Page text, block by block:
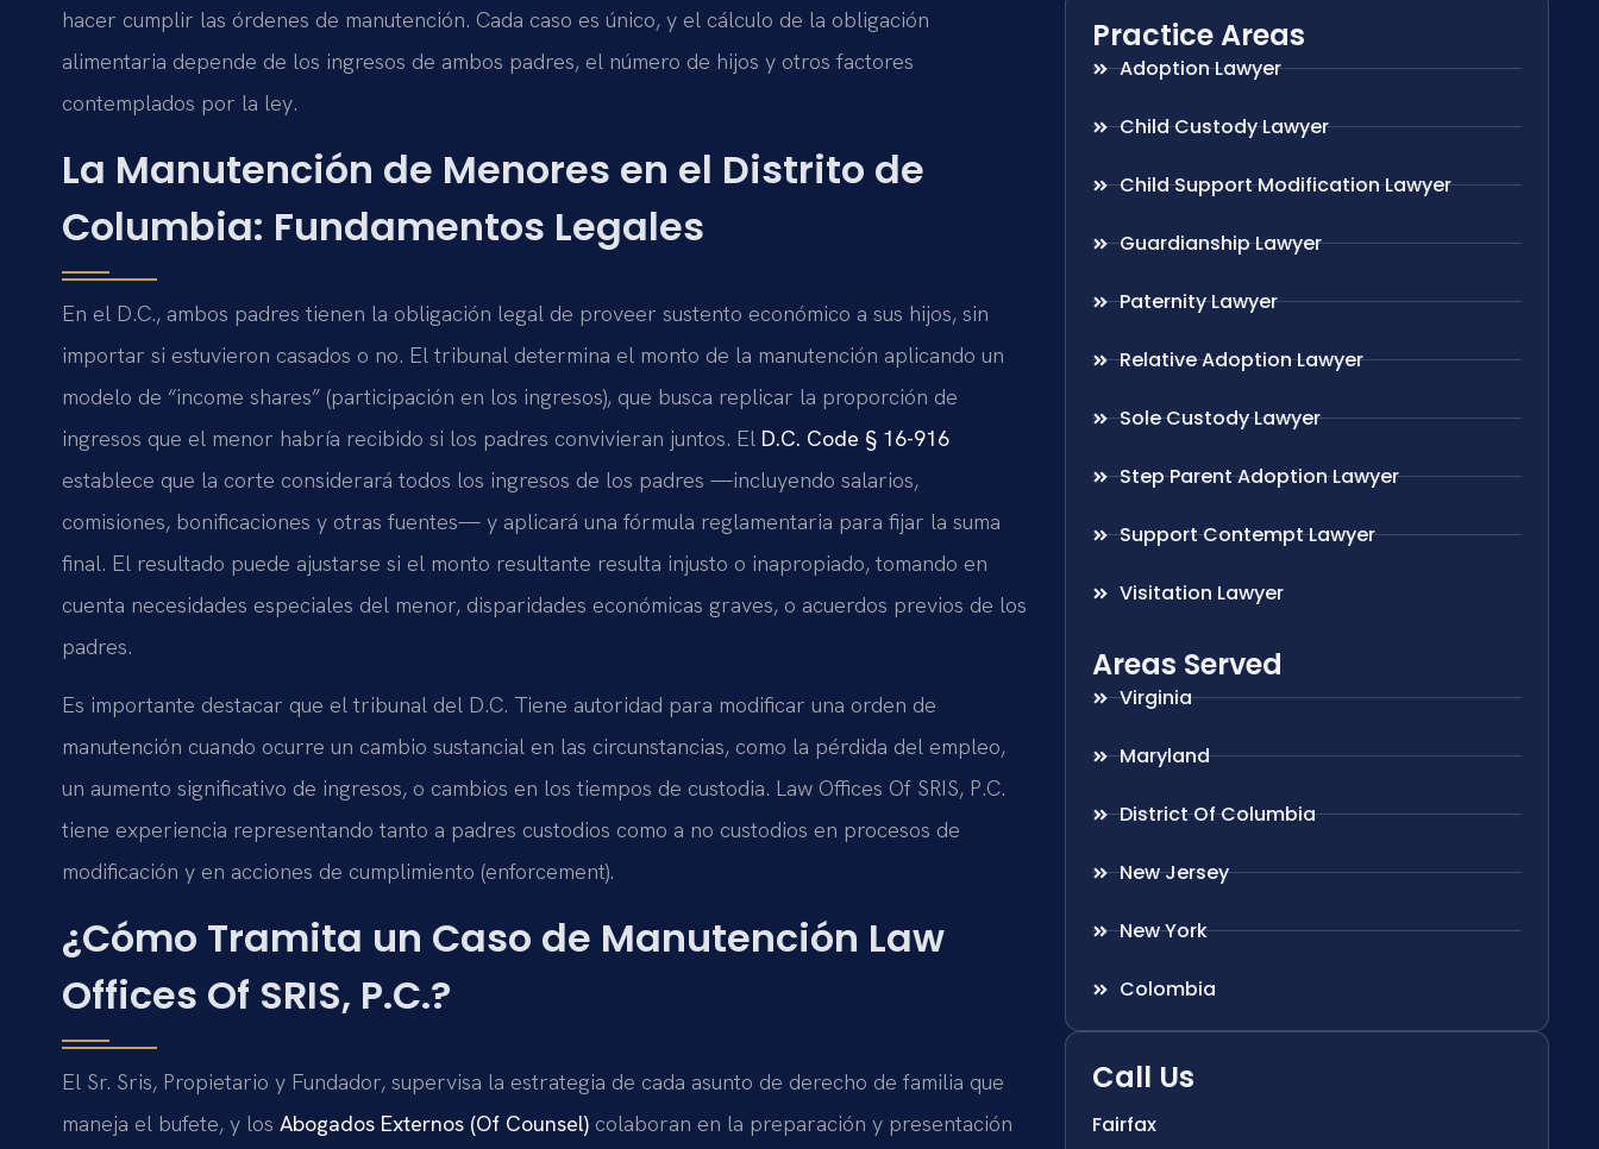
hacer cumplir las órdenes de manutención. Cada caso es único, y el cálculo de la obligación
alimentaria depende de los ingresos de ambos padres, el número de hijos y otros factores
contemplados por la ley.
La Manutención de Menores en el Distrito de
Columbia: Fundamentos Legales
En el D.C., ambos padres tienen la obligación legal de proveer sustento económico a sus hijos, sin
importar si estuvieron casados o no. El tribunal determina el monto de la manutención aplicando un
modelo de “income shares” (participación en los ingresos), que busca replicar la proporción de
ingresos que el menor habría recibido si los padres convivieran juntos. El D.C. Code § 16-916
establece que la corte considerará todos los ingresos de los padres —incluyendo salarios,
comisiones, bonificaciones y otras fuentes— y aplicará una fórmula reglamentaria para fijar la suma
final. El resultado puede ajustarse si el monto resultante resulta injusto o inapropiado, tomando en
cuenta necesidades especiales del menor, disparidades económicas graves, o acuerdos previos de los
padres.
Es importante destacar que el tribunal del D.C. Tiene autoridad para modificar una orden de
manutención cuando ocurre un cambio sustancial en las circunstancias, como la pérdida del empleo,
un aumento significativo de ingresos, o cambios en los tiempos de custodia. Law Offices Of SRIS, P.C.
tiene experiencia representando tanto a padres custodios como a no custodios en procesos de
modificación y en acciones de cumplimiento (enforcement).
¿Cómo Tramita un Caso de Manutención Law
Offices Of SRIS, P.C.?
El Sr. Sris, Propietario y Fundador, supervisa la estrategia de cada asunto de derecho de familia que
maneja el bufete, y los Abogados Externos (Of Counsel) colaboran en la preparación y presentación
Practice Areas
Adoption Lawyer
Child Custody Lawyer
Child Support Modification Lawyer
Guardianship Lawyer
Paternity Lawyer
Relative Adoption Lawyer
Sole Custody Lawyer
Step Parent Adoption Lawyer
Support Contempt Lawyer
Visitation Lawyer
Areas Served
Virginia
Maryland
District Of Columbia
New Jersey
New York
Colombia
Call Us
Fairfax